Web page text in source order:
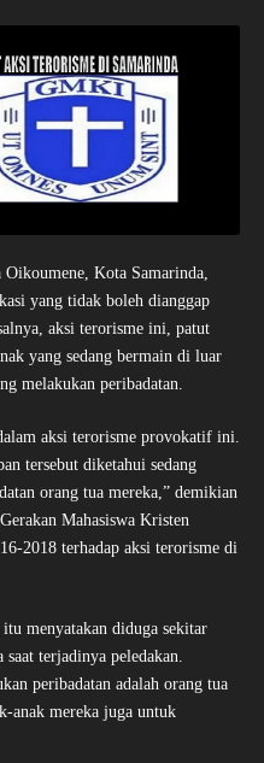
Kota Samarinda,
yang tidak boleh dianggap
aksi terorisme ini, patut
yang sedang bermain di luar
melakukan peribadatan.
aksi terorisme provokatif ini.
tersebut diketahui sedang
orang tua mereka,” demikian
Mahasiswa Kristen
2018 terhadap aksi terorisme di
menyatakan diduga sekitar
saat terjadinya peledakan.
peribadatan adalah orang tua
anak mereka juga untuk